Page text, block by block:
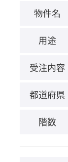
物件名
用途
受注内容
都道府県
階数